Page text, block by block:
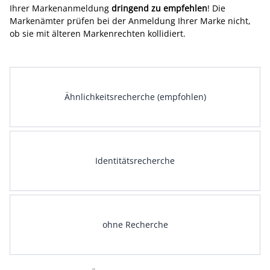
Ihrer Markenanmeldung dringend zu empfehlen! Die
Markenämter prüfen bei der Anmeldung Ihrer Marke nicht,
ob sie mit älteren Markenrechten kollidiert.
Ähnlichkeitsrecherche (empfohlen)
Identitätsrecherche
ohne Recherche